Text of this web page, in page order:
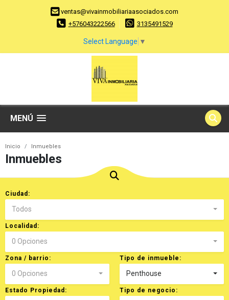
ventas@vivainmobiliariaasociados.com
+576043222566
3135491529
Select Language ▼
MENÚ
Inicio Inmuebles
Inmuebles
Ciudad:
Todos
Localidad:
0 Opciones
Zona / barrio:
0 Opciones
Tipo de inmueble:
Penthouse
Estado Propiedad: Tipo de negocio: